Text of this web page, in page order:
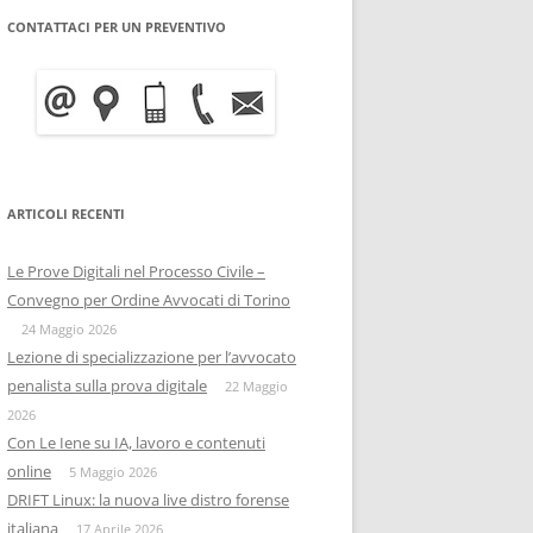
SU TELEGRAM
WRITE BLOCKER: COME
QUANTO COSTA
INFORMATICA GIURIDICA
DATA BREACH
DIGITAL FORENSICS
DISTRIBUZIONE FORENSE
BITCOIN FORENSICS E
BLOCKCHAIN
ONIF
OSINTITALIA
CONTATTACI PER UN PREVENTIVO
ARTICOLI RECENTI
Le Prove Digitali nel Processo Civile –
Convegno per Ordine Avvocati di Torino
24 Maggio 2026
Lezione di specializzazione per l’avvocato
penalista sulla prova digitale
22 Maggio
2026
Con Le Iene su IA, lavoro e contenuti
online
5 Maggio 2026
DRIFT Linux: la nuova live distro forense
italiana
17 Aprile 2026